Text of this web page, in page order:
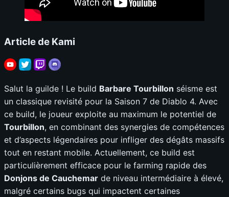
Article de Kami
Salut la guilde ! Le build Barbare Tourbillon séisme est
un classique revisité pour la Saison 7 de Diablo 4. Avec
ce build, le joueur exploite au maximum le potentiel de
Tourbillon, en combinant des synergies de compétences
et d’aspects légendaires pour infliger des dégâts massifs
tout en restant mobile. Actuellement, ce build est
particulièrement efficace pour le farming rapide des
Donjons de Cauchemar de niveau intermédiaire à élevé,
malgré certains bugs qui impactent certaines